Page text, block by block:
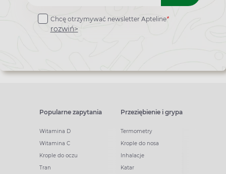
do
newslettera
Chcę otrzymywać newsletter Apteline*
rozwiń>
Popularne zapytania
Witamina D
Witamina C
Krople do oczu
Tran
Przeziębienie i grypa
Termometry
Krople do nosa
Inhalacje
Katar